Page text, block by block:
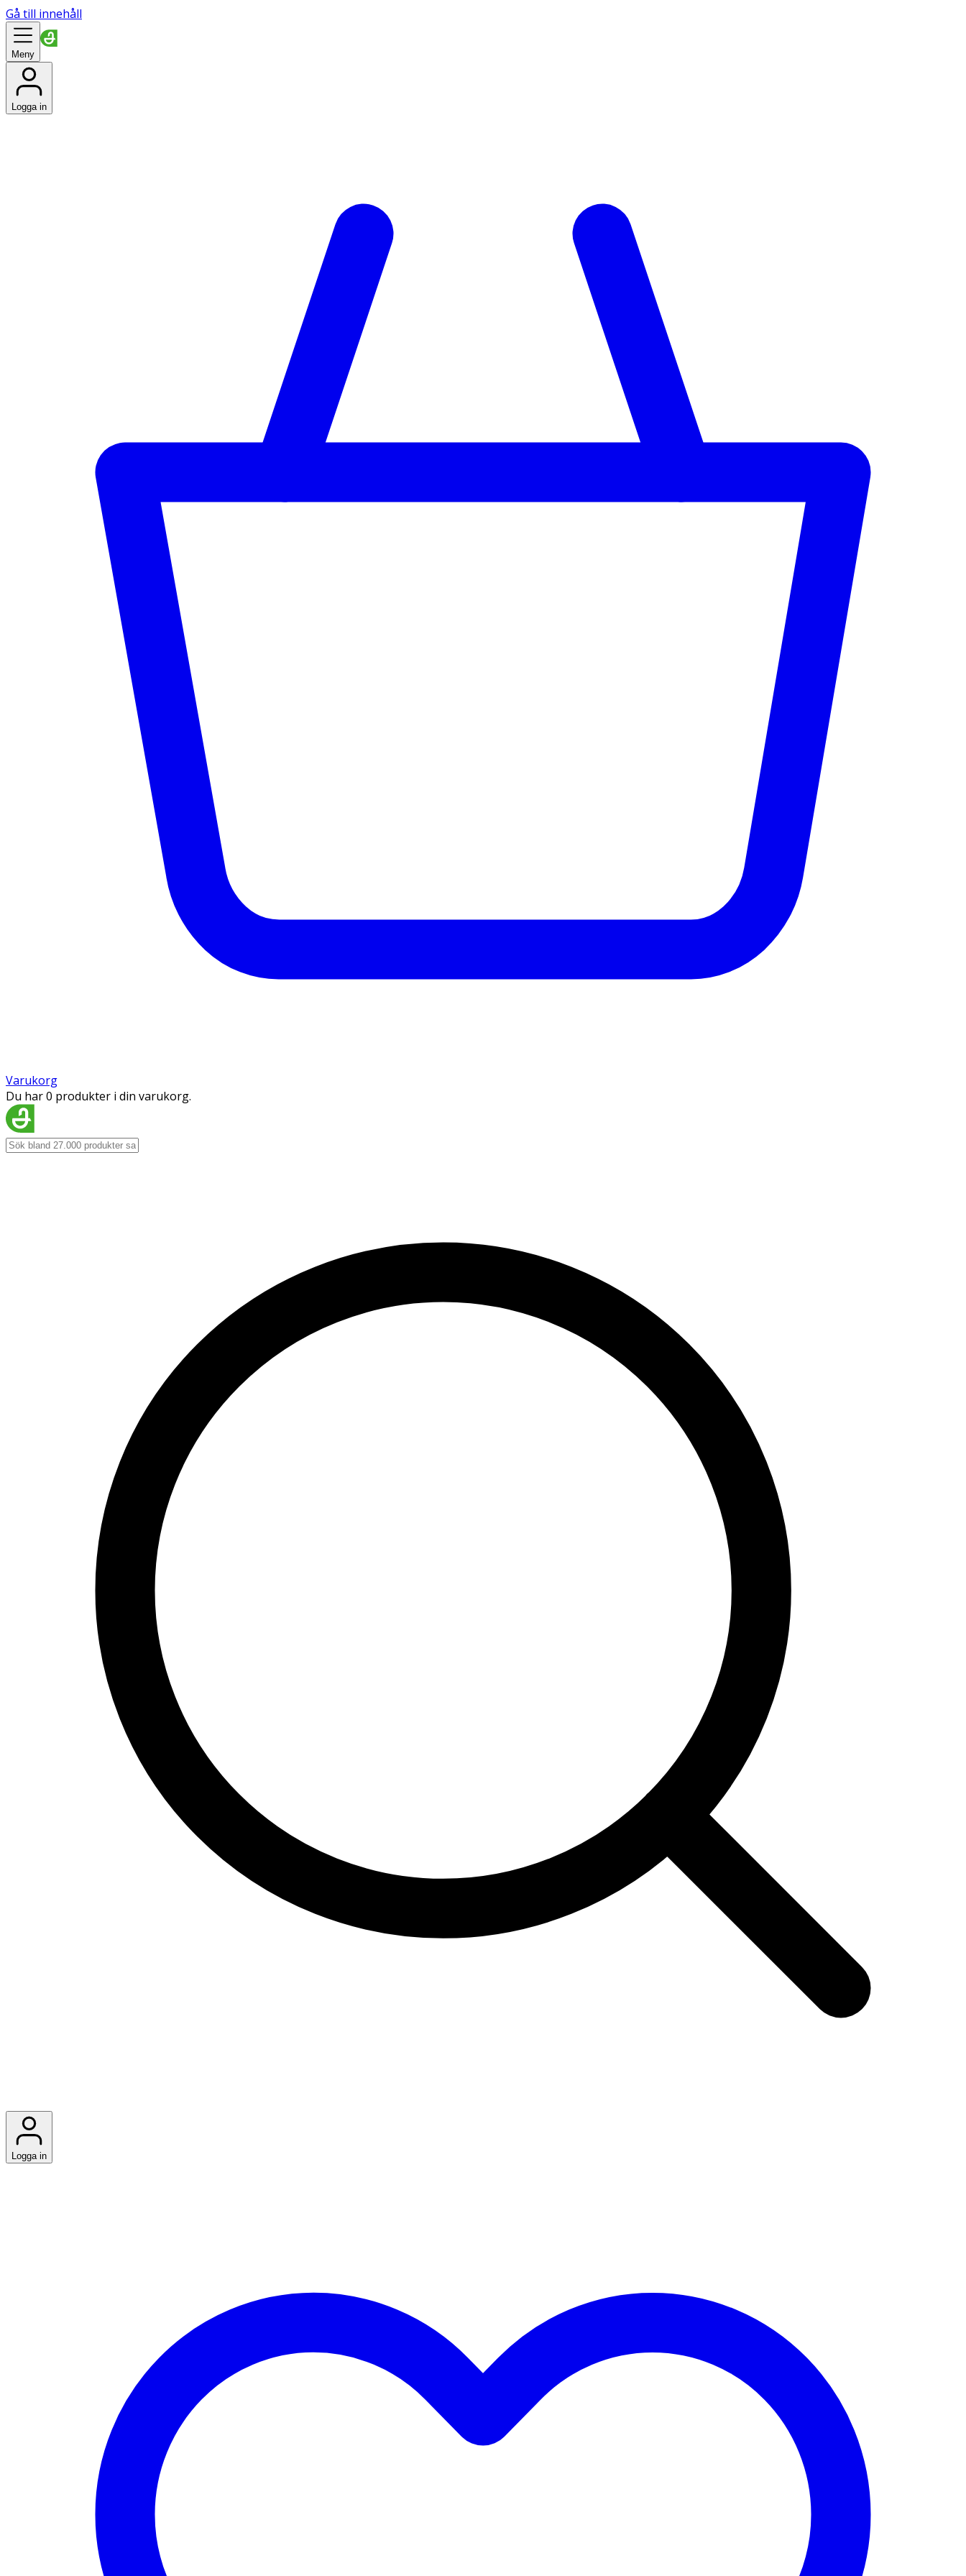
Gå till innehåll
Meny
Logga in
Varukorg
Du har 0 produkter i din varukorg.
Logga in